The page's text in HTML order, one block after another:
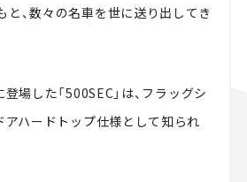
と、数々の名車を世に送り出してき
場した「500SEC」は、フラッグシ
アハードトップ仕様として知られ